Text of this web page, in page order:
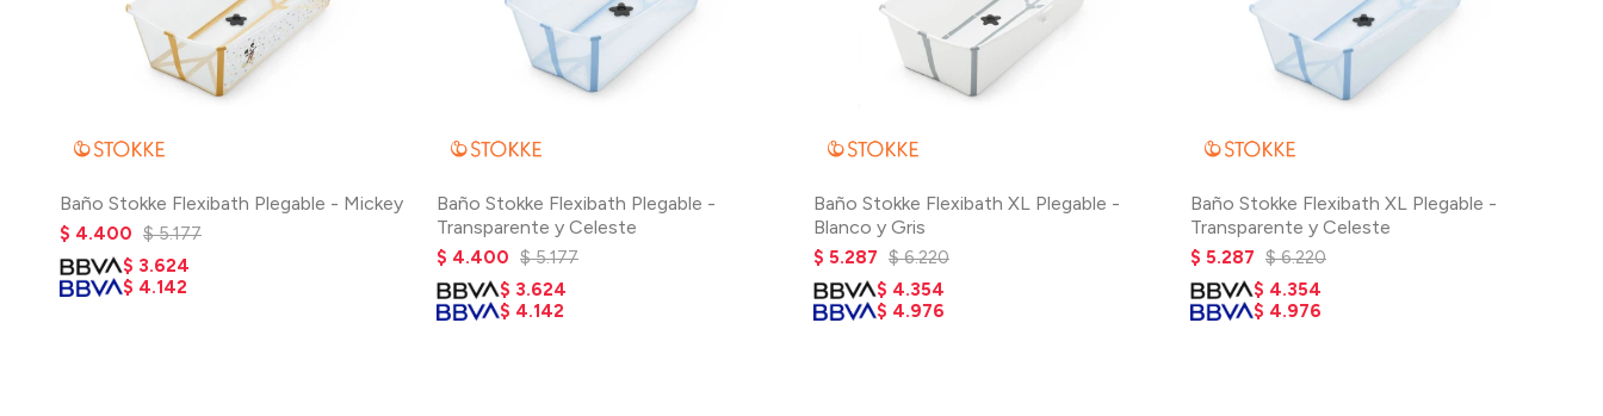
Baño Stokke Flexibath Plegable - Mickey
$ 4.400 $ 5.177
$ 3.624
$ 4.142
Baño Stokke Flexibath Plegable -
Transparente y Celeste
$ 4.400 $ 5.177
$ 3.624
$ 4.142
Baño Stokke Flexibath XL Plegable -
Blanco y Gris
$ 5.287 $ 6.220
$ 4.354
$ 4.976
Baño Stokke Flexibath XL Plegable -
Transparente y Celeste
$ 5.287 $ 6.220
$ 4.354
$ 4.976